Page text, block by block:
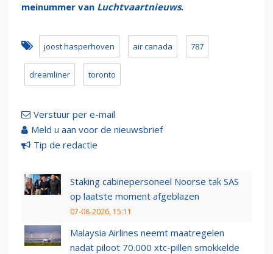
meinummer van Luchtvaartnieuws.
joost hasperhoven air canada 787
dreamliner toronto
Verstuur per e-mail
Meld u aan voor de nieuwsbrief
Tip de redactie
Staking cabinepersoneel Noorse tak SAS
op laatste moment afgeblazen
07-08-2026, 15:11
Malaysia Airlines neemt maatregelen
nadat piloot 70.000 xtc-pillen smokkelde